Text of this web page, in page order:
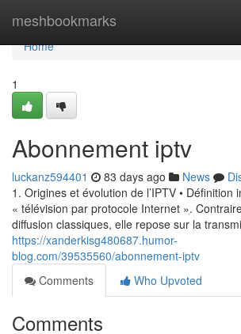
meshbookmarks
Home
Home
1
Abonnement iptv
luckanz594401 83 days ago News
1. Origines et évolution de l’IPTV • Définition
« télévision par protocole Internet ».
diffusion classiques, elle repose sur la
https://xanderkisg480687.humor-
blog.com/39535560/abonnement-iptv
Comments
Who Upvoted
Comments